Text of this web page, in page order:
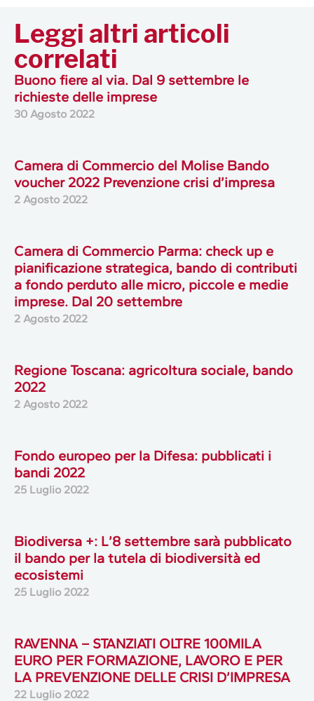
Leggi altri articoli
correlati
Buono fiere al via. Dal 9 settembre le
richieste delle imprese
30 Agosto 2022
Camera di Commercio del Molise Bando
voucher 2022 Prevenzione crisi d’impresa
2 Agosto 2022
Camera di Commercio Parma: check up e
pianificazione strategica, bando di contributi
a fondo perduto alle micro, piccole e medie
imprese. Dal 20 settembre
2 Agosto 2022
Regione Toscana: agricoltura sociale, bando
2022
2 Agosto 2022
Fondo europeo per la Difesa: pubblicati i
bandi 2022
25 Luglio 2022
Biodiversa +: L’8 settembre sarà pubblicato
il bando per la tutela di biodiversità ed
ecosistemi
25 Luglio 2022
RAVENNA – STANZIATI OLTRE 100MILA
EURO PER FORMAZIONE, LAVORO E PER
LA PREVENZIONE DELLE CRISI D’IMPRESA
22 Luglio 2022